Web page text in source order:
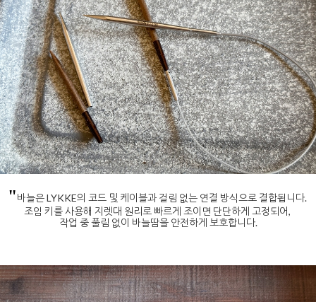
"바늘은 LYKKE의 코드 및 케이블과 걸림 없는 연결 방식으로 결합됩니다.
조임 키를 사용해 지렛대 원리로 빠르게 조이면 단단하게 고정되어,
작업 중 풀림 없이 바늘땀을 안전하게 보호합니다.